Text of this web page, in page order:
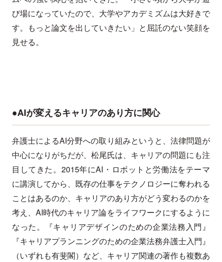
び場になっていたので、大学やアカデミズムは大好きで
す。もっと論文を出していきたい」と屈託のない笑顔を
見せる。
●AIが変えるキャリアのあり方に関心
弁護士によるAI分野への取り組みというと、法律問題が
中心になりがちだが、松尾氏は、キャリアの問題にも注
目してきた。2015年にAI・ロボットと労働法をテーマ
に講演してから、既存の仕事をテクノロジーに奪われる
ことはあるのか、キャリアのあり方がどう変わるのかを
考え、AI時代のキャリア論をライフワークにするように
なった。『キャリアデザインのための企業法務入門』
『キャリアプランニングのための企業法務弁護士入門』
（いずれも有斐閣）など、キャリア関連の著作も複数あ